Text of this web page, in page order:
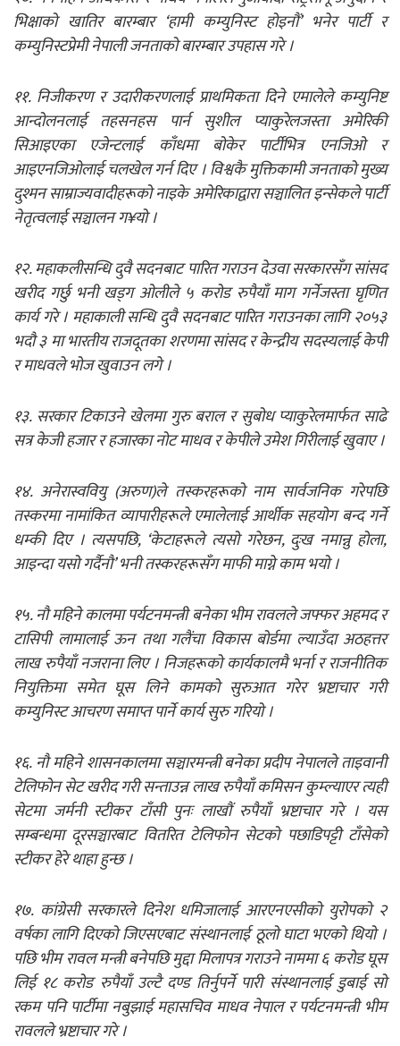
भिक्षाको खातिर बारम्बार ‘हामी कम्युनिस्ट होइनौं’ भनेर पार्टी र
कम्युनिस्टप्रेमी नेपाली जनताको बारम्बार उपहास गरे ।
११. निजीकरण र उदारीकरणलाई प्राथमिकता दिने एमालेले कम्युनिष्ट
आन्दोलनलाई तहसनहस पार्न सुशील प्याकुरेलजस्ता अमेरिकी
सिआइएका एजेन्टलाई काँधमा बोकेर पार्टीभित्र एनजिओ र
आइएनजिओलाई चलखेल गर्न दिए । विश्वकै मुक्तिकामी जनताको मुख्य
दुश्मन साम्राज्यवादीहरूको नाइके अमेरिकाद्वारा सञ्चालित इन्सेकले पार्टी
नेतृत्वलाई सञ्चालन ग¥यो ।
१२. महाकलीसन्धि दुवै सदनबाट पारित गराउन देउवा सरकारसँग सांसद
खरीद गर्छु भनी खड्ग ओलीले ५ करोड रुपैयाँ माग गर्नेजस्ता घृणित
कार्य गरे । महाकाली सन्धि दुवै सदनबाट पारित गराउनका लागि २०५३
भदौ ३ मा भारतीय राजदूतका शरणमा सांसद र केन्द्रीय सदस्यलाई केपी
र माधवले भोज खुवाउन लगे ।
१३. सरकार टिकाउने खेलमा गुरु बराल र सुबोध प्याकुरेलमार्फत साढे
सत्र केजी हजार र हजारका नोट माधव र केपीले उमेश गिरीलाई खुवाए ।
१४. अनेरास्ववियु (अरुण)ले तस्करहरूको नाम सार्वजनिक गरेपछि
तस्करमा नामांकित व्यापारीहरूले एमालेलाई आर्थीक सहयोग बन्द गर्ने
धम्की दिए । त्यसपछि, ‘केटाहरूले त्यसो गरेछन, दुःख नमान्नु होला,
आइन्दा यसो गर्दैनौ’ भनी तस्करहरूसँग माफी माग्ने काम भयो ।
१५. नौ महिने कालमा पर्यटनमन्त्री बनेका भीम रावलले जफ्फर अहमद र
टासिपी लामालाई ऊन तथा गलैंचा विकास बोर्डमा ल्याउँदा अठहत्तर
लाख रुपैयाँ नजराना लिए । निजहरूको कार्यकालमै भर्ना र राजनीतिक
नियुक्तिमा समेत घूस लिने कामको सुरुआत गरेर भ्रष्टाचार गरी
कम्युनिस्ट आचरण समाप्त पार्ने कार्य सुरु गरियो ।
१६. नौ महिने शासनकालमा सञ्चारमन्त्री बनेका प्रदीप नेपालले ताइवानी
टेलिफोन सेट खरीद गरी सन्ताउन्न लाख रुपैयाँ कमिसन कुम्ल्याएर त्यही
सेटमा जर्मनी स्टीकर टाँसी पुनः लाखौं रुपैयाँ भ्रष्टाचार गरे । यस
सम्बन्धमा दूरसञ्चारबाट वितरित टेलिफोन सेटको पछाडिपट्टी टाँसेको
स्टीकर हेरे थाहा हुन्छ ।
१७. कांग्रेसी सरकारले दिनेश धमिजालाई आरएनएसीको युरोपको २
वर्षका लागि दिएको जिएसएबाट संस्थानलाई ठूलो घाटा भएको थियो ।
पछि भीम रावल मन्त्री बनेपछि मुद्दा मिलापत्र गराउने नाममा ६ करोड घूस
लिई १८ करोड रुपैयाँ उल्टै दण्ड तिर्नुपर्ने पारी संस्थानलाई डुबाई सो
रकम पनि पार्टीमा नबुझाई महासचिव माधव नेपाल र पर्यटनमन्त्री भीम
रावलले भ्रष्टाचार गरे ।